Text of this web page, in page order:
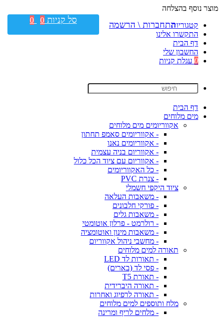
מוצר נוסף בהצלחה
קטגוריות
התקשרו אלינו
דף הבית
החשבון שלי
0 עגלת קניות
דף הבית
מים מלוחים
אקווריומים מים מלוחים
- אקווריומים סאמפ תחתון
- אקווריומים נאנו
- אקווריום בניה עצמית
- אקווריום עם ציוד הכל כלול
- כל האקווריומים
- צנרת PVC
ציוד היקפי חשמלי
- משאבות העלאה
- פורקי חלבונים
- משאבות גלים
- רולרמט - פרלון אוטומטי
- משאבות מינון ואוטומציה
- מחשבי ניהול אקווריום
תאורה למים מלוחים
- תאורות לד LED
- פסי לד (בארים)
- תאורת T5
- תאורה היברידית
- תאורה לרפיוג ואחרות
מלח ותוספים למים מלוחים
- מלחים לריף ומרינה
התחברות \ הרשמה סל קניות 0
0